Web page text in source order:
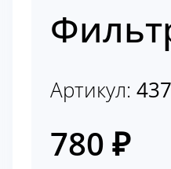
Артикул:
780 ₽